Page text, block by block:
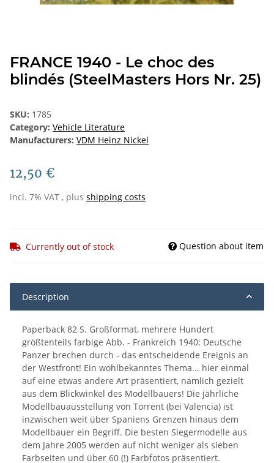
FRANCE 1940 - Le choc des
blindés (SteelMasters Hors Nr. 25)
SKU: 1785
Category: Vehicle Literature
Manufacturers: VDM Heinz Nickel
12,50 €
incl. 7% VAT , plus shipping costs
Currently out of stock Question about item
Description
Paperback 82 S. Großformat, mehrere Hundert
größtenteils farbige Abb. - Frankreich 1940: Deutsche
Panzer brechen durch - das entscheidende Ereignis an
der Westfront! Ein wohlbekanntes Thema... hier einmal
auf eine etwas andere Art präsentiert, nämlich gezielt
aus dem Blickwinkel des Modellbauers! Die jährliche
Modellbauausstellung von Torrent (bei Valencia) ist
inzwischen weit über Spaniens Grenzen hinaus dem
Modellbauer ein Begriff. Die besten Siegermodelle aus
dem Jahre 2005 werden auf nicht weniger als sieben
Farbseiten und über 60 (!) Farbfotos präsentiert.